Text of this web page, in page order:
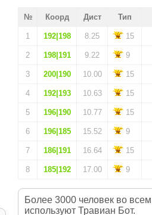
№ Коорд Дист Тип
1 192|198 8.25 15
2 198|191 9.22 9
3 200|190 10.00 15
4 192|193 10.63 15
5 196|190 10.77 15
6 196|185 15.52 9
7 186|191 16.64 15
8 185|192 17.00 9
Более 3000 человек во
используют Травиан Бот.